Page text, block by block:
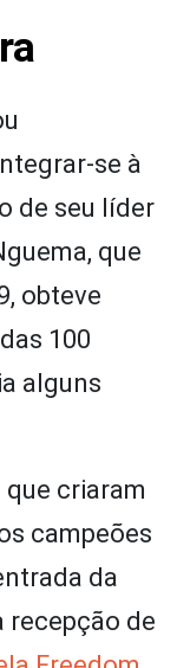
se à
de seu líder
que
obteve
100
alguns
criaram
campeões
da
recepção de